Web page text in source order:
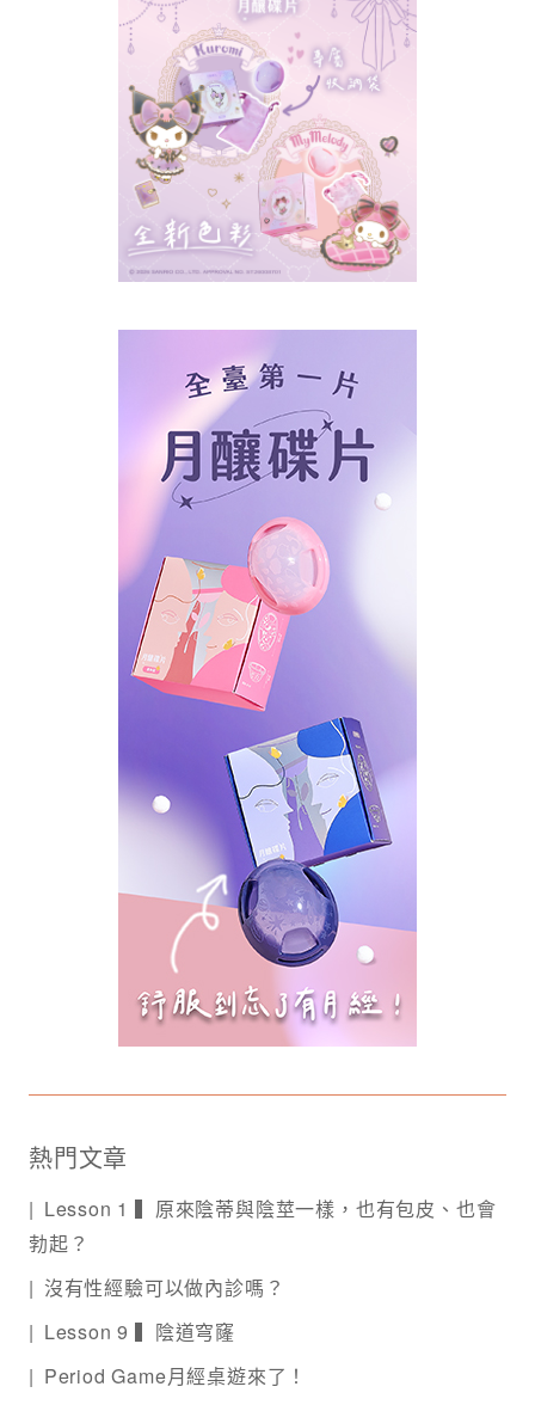
熱門文章
Lesson 1 ▍原來陰蒂與陰莖一樣，也有包皮、也會
勃起？
沒有性經驗可以做內診嗎？
Lesson 9 ▍陰道穹窿
Period Game月經桌遊來了！